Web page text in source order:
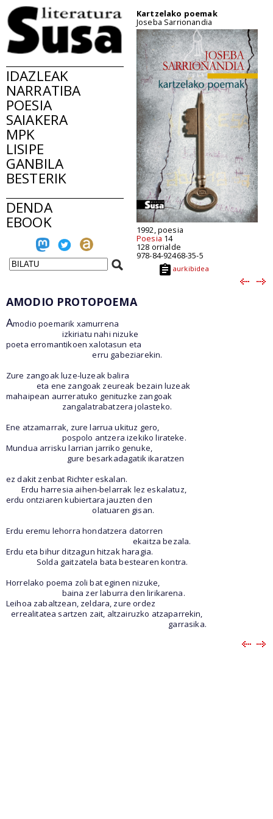
IDAZLEAK
NARRATIBA
POESIA
SAIAKERA
MPK
LISIPE
GANBILA
BESTERIK
DENDA
EBOOK
Kartzelako poemak
Joseba Sarrionandia
1992, poesia
Poesia 14
128 orrialde
978-84-92468-35-5
aurkibidea
AMODIO PROTOPOEMA
Amodio poemarik xamurrena
izkiriatu nahi nizuke
poeta erromantikoen xalotasun eta
erru gabeziarekin.
Zure zangoak luze-luzeak balira
eta ene zangoak zeureak bezain luzeak
mahaipean aurreratuko genituzke zangoak
zangalatrabatzera jolasteko.
Ene atzamarrak, zure larrua ukituz gero,
pospolo antzera izekiko lirateke.
Mundua arrisku larrian jarriko genuke,
gure besarkadagatik ikaratzen
ez dakit zenbat Richter eskalan.
Erdu harresia aihen-belarrak lez eskalatuz,
erdu ontziaren kubiertara jauzten den
olatuaren gisan.
Erdu eremu lehorra hondatzera datorren
ekaitza bezala.
Erdu eta bihur ditzagun hitzak haragia.
Solda gaitzatela bata bestearen kontra.
Horrelako poema zoli bat eginen nizuke,
baina zer laburra den lirikarena.
Leihoa zabaltzean, zeldara, zure ordez
errealitatea sartzen zait, altzairuzko atzaparrekin,
garrasika.